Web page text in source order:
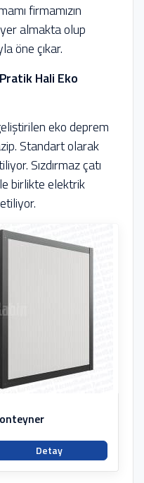
firmamızın
almakta olup
öne çıkar.
Hali Eko
eko deprem
Standart olarak
Sızdırmaz çatı
birlikte elektrik
Detay